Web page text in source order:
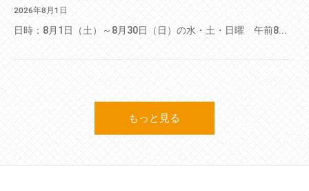
2026年8月1日
日時：8月1日（土）～8月30日（日）の水・土・日曜 午前8...
もっと見る